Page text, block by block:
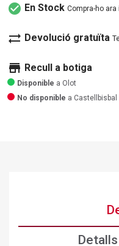
check_circle En Stock Compra-ho
sync_alt Devolució gratuïta
store Recull a botiga
Disponible a Olot
No disponible a Castellbisbal